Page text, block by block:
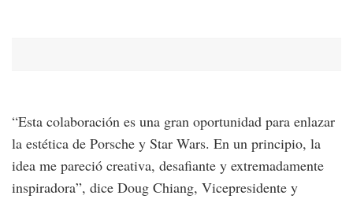
“Esta colaboración es una gran oportunidad para enlazar
la estética de Porsche y Star Wars. En un principio, la
idea me pareció creativa, desafiante y extremadamente
inspiradora”, dice Doug Chiang, Vicepresidente y